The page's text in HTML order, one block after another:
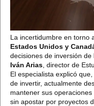
La incertidumbre en torno
Estados Unidos y
decisiones de inversión
Iván Arias , director de
El especialista explicó
de invertir, actualmente
mantener sus
sin apostar por proyectos